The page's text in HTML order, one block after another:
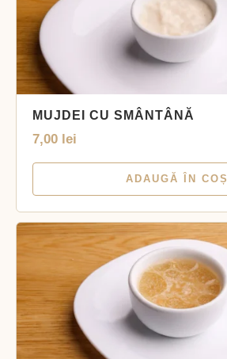
MUJDEI CU SMÂNTÂNĂ
7,00 lei
ADAUGĂ ÎN COȘ